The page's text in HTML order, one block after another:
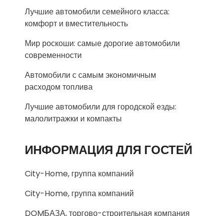
Лучшие автомобили семейного класса:
комфорт и вместительность
Мир роскоши: самые дорогие автомобили
современности
Автомобили с самым экономичным
расходом топлива
Лучшие автомобили для городской езды:
малолитражки и компакты
ИНФОРМАЦИЯ ДЛЯ ГОСТЕЙ
City-Home, группа компаний
City-Home, группа компаний
DOMБАЗА, торгово-строительная компания